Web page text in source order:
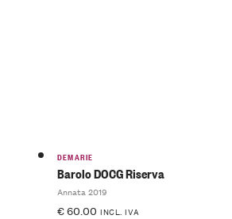
DEMARIE
Barolo DOCG Riserva
Annata 2019
€60.00 INCL. IVA